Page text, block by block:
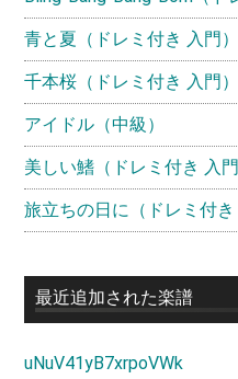
青と夏（ドレミ付き 入門）
千本桜（ドレミ付き 入門）
アイドル（中級）
美しい鰭（ドレミ付き 入門
旅立ちの日に（ドレミ付き
最近追加された楽譜
uNuV41yB7xrpoVWk